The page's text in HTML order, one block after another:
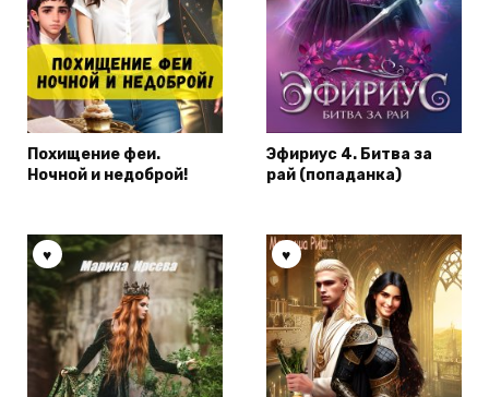
Похищение феи.
Ночной и недоброй!
Эфириус 4. Битва за
рай (попаданка)